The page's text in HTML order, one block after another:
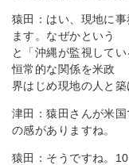
猿田：はい、現地に
ます。なぜかという
と「沖縄が監視して
恒常的な関係を米政
界はじめ現地の人と築
津田：猿田さんが米
の感がありますね。
猿田：そうですね。